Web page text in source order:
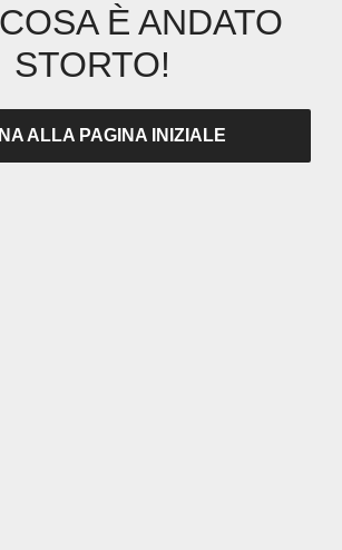
È ANDATO
STORTO!
ALLA PAGINA INIZIALE